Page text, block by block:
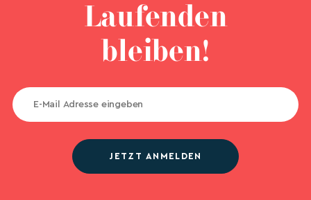
Laufenden
bleiben!
JETZT ANMELDEN